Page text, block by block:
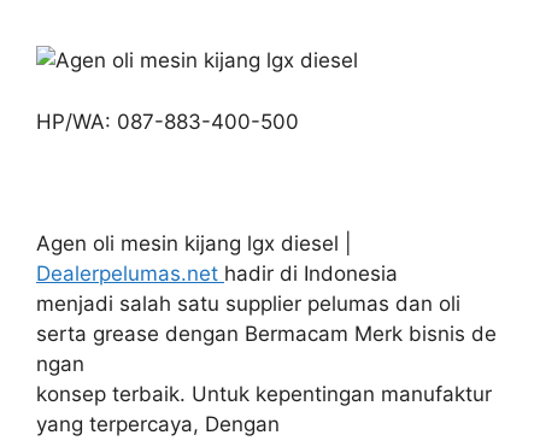
HP/WA: 087-883-400-500
Agen oli mesin kijang lgx diesel |
Dealerpelumas.net hadir di Indonesia
menjadi salah satu supplier pelumas dan oli
serta grease dengan Bermacam Merk bisnis de
ngan
konsep terbaik. Untuk kepentingan manufaktur
yang terpercaya, Dengan